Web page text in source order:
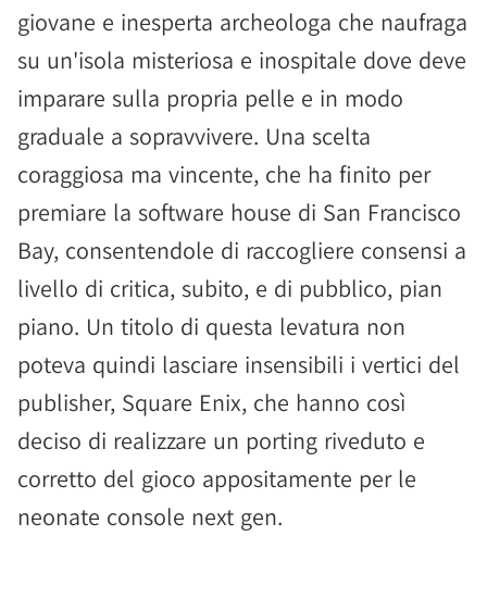
giovane e inesperta archeologa che naufraga
su un'isola misteriosa e inospitale dove deve
imparare sulla propria pelle e in modo
graduale a sopravvivere. Una scelta
coraggiosa ma vincente, che ha finito per
premiare la software house di San Francisco
Bay, consentendole di raccogliere consensi a
livello di critica, subito, e di pubblico, pian
piano. Un titolo di questa levatura non
poteva quindi lasciare insensibili i vertici del
publisher, Square Enix, che hanno così
deciso di realizzare un porting riveduto e
corretto del gioco appositamente per le
neonate console next gen.